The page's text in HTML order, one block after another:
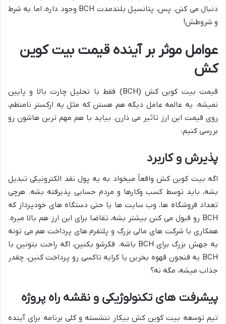
دنبال می کنن. پس، پتانسیل بلندمدت BCH وجود داره، اما به شرط
و شروطش!
عوامل موثر بر آینده قیمت بیت کوین
کش
قیمت بیت کوین کش (BCH) فقط با تحلیل چارت بالا و پایین
نمیشه. یه عالمه عامل دیگه هم هستن که مثل یه ارکستر نامنظم،
روی قیمت این ارز تاثیر می ذارن. بیاید با هم مهم ترین هاشون رو
بررسی کنیم:
پذیرش و کاربرد
اگه بیت کوین کش واقعاً میخواد به یه پول نقد الکترونیکی تبدیل
بشه، باید توسط کسب وکارها و مردم حسابی پذیرفته بشه. هرچی
تعداد فروشگاه ها، وب سایت ها یا حتی دستگاه های خودپرداز که
BCH رو قبول می کنن بیشتر بشه، تقاضا برای این ارز هم بالا میره.
همکاری با شرکت های مالی بزرگ و پلتفرم های پرداخت هم می تونه
یه جهش بزرگ برای BCH باشه. فکرشو بکنین، اگه راحت بتونین با
BCH یه فنجون قهوه بخرین یا کرایه تاکسی رو پرداخت کنین، چقدر
جذاب میشه، مگه نه؟
پیشرفت های تکنولوژیکی و نقشه راه پروژه
تیم توسعه بیت کوین کش بیکار ننشسته و کلی برنامه برای آینده